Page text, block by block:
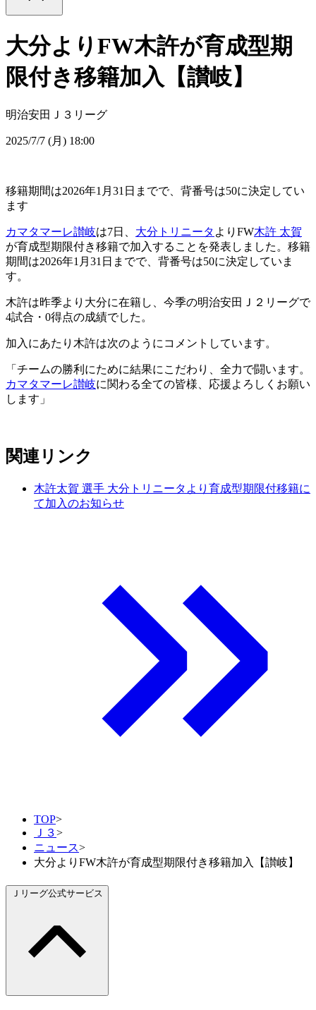
大分よりFW木許が育成型期
限付き移籍加入【讃岐】
明治安田Ｊ３リーグ
2025/7/7 (月) 18:00
移籍期間は2026年1月31日までで、背番号は50に決定してい
ます
カマタマーレ讃岐は7日、 大分トリニータ よりFW木許 太賀
が育成型期限付き移籍で加入することを発表しました。移籍
期間は2026年1月31日までで、背番号は50に決定していま
す。
木許は昨季より大分に在籍し、今季の明治安田Ｊ２リーグで
4試合・0得点の成績でした。
加入にあたり木許は次のようにコメントしています。
「チームの勝利にために結果にこだわり、全力で闘います。
カマタマーレ讃岐に関わる全ての皆様、応援よろしくお願い
します」
関連リンク
木許太賀 選手 大分トリニータより育成型期限付移籍に
て加入のお知らせ
TOP>
Ｊ３>
ニュース>
大分よりFW木許が育成型期限付き移籍加入【讃岐】
Ｊリーグ公式サービス